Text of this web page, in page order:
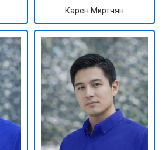
Карен Мкртчян